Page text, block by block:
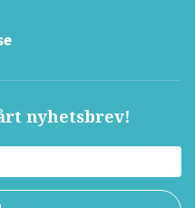
nyhetsbrev!